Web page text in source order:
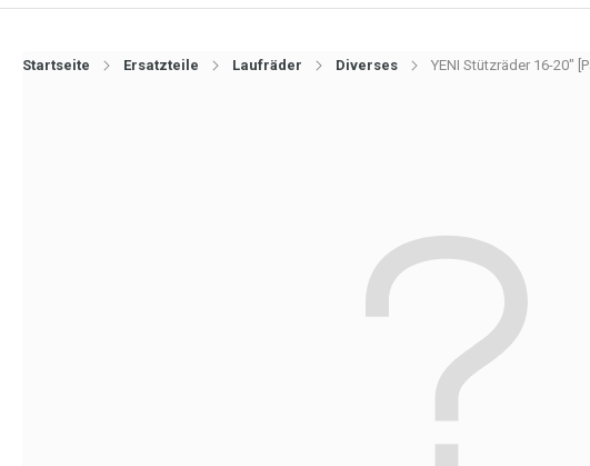
Startseite Ersatzteile Laufräder Diverses YENI Stützräder 16-20"